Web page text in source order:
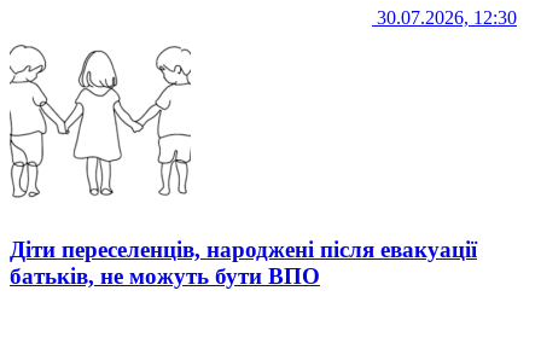
30.07.2026, 12:30
Діти переселенців, народжені після евакуації
батьків, не можуть бути ВПО